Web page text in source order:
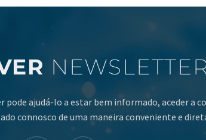
pode ajudá-lo a estar bem informado, aceder a
connosco de uma maneira conveniente e